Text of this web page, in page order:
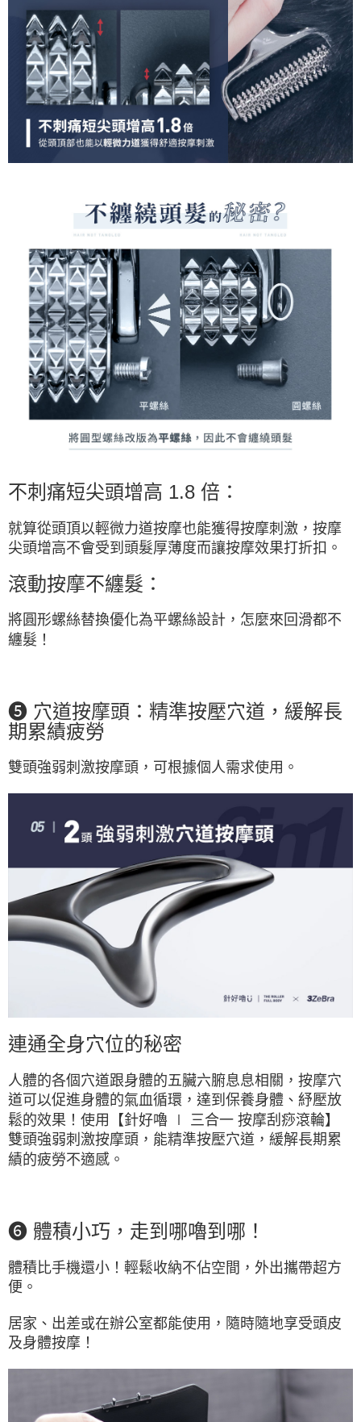
不刺痛短尖頭增高 1.8 倍：
就算從頭頂以輕微力道按摩也能獲得按摩刺激，按摩
尖頭增高不會受到頭髮厚薄度而讓按摩效果打折扣。
滾動按摩不纏髮 ：
將圓形螺絲替換優化為平螺絲設計，怎麼來回滑都不
纏髮！
❺ 穴道按摩頭：精準按壓穴道，緩解長
期累績疲勞
雙頭強弱刺激按摩頭，可根據個人需求使用。
連通全身穴位的秘密
人體的各個穴道跟身體的五臟六腑息息相關，按摩穴
道可以促進身體的氣血循環，達到保養身體、紓壓放
鬆的效果！使用【針好嚕 ∣ 三合一 按摩刮痧滾輪】
雙頭強弱刺激按摩頭，能精準按壓穴道，緩解長期累
績的疲勞不適感。
❻ 體積小巧，走到哪嚕到哪！
體積比手機還小！輕鬆收納不佔空間，外出攜帶超方
便。
居家、出差或在辦公室都能使用，隨時隨地享受頭皮
及身體按摩！